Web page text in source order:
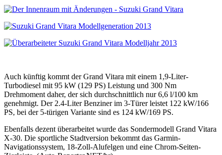
Auch künftig kommt der Grand Vitara mit einem 1,9-Liter-
Turbodiesel mit 95 kW (129 PS) Leistung und 300 Nm
Drehmoment daher, der sich durchschnittlich nur 6,6 l/100 km
genehmigt. Der 2.4-Liter Benziner im 3-Türer leistet 122 kW/166
PS, bei der 5-türigen Variante sind es 124 kW/169 PS.
Ebenfalls dezent überarbeitet wurde das Sondermodell Grand Vitara
X-30. Die sportliche Stadtversion bekommt das Garmin-
Navigationssystem, 18-Zoll-Alufelgen und eine Chrom-Seiten-